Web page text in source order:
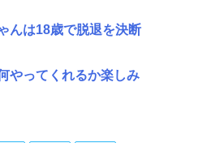
んは18歳で脱退を決断
やってくれるか楽しみ